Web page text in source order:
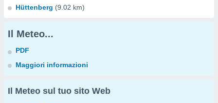
Hüttenberg (9.02 km)
Il Meteo...
PDF
Maggiori informazioni
Il Meteo sul tuo sito Web